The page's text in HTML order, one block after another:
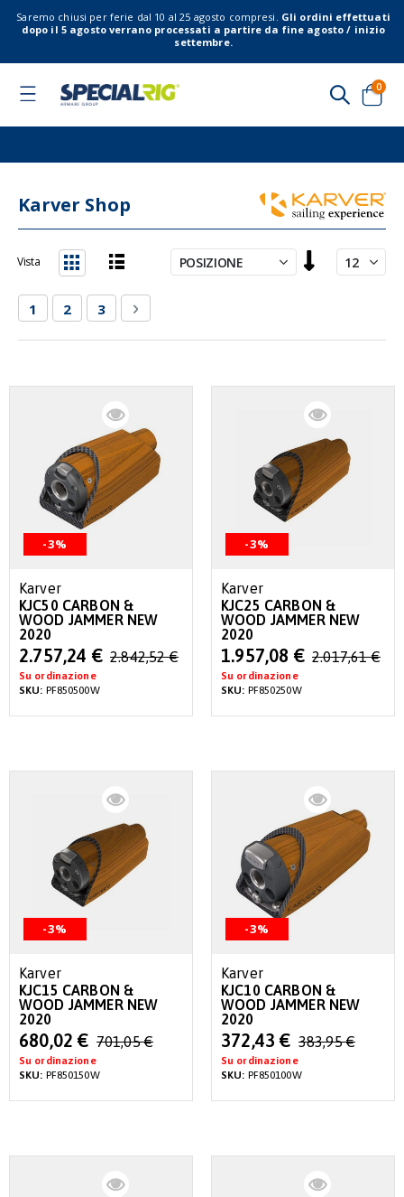
Saremo chiusi per ferie dal 10 al 25 agosto compresi. Gli ordini effettuati
dopo il 5 agosto verrano processati a partire da fine agosto / inizio
settembre.
Toggle
Cart
0
Karver Shop
la
Pagina
Attualmente stai leggendo la pagina
1 Pagina
2 Pagina
3 Pagina
Successivo
Vista
-3%
Karver
KJC50 CARBON &
WOOD JAMMER NEW
2020
Special
Price
2.757,24 € 2.842,52 €
Su ordinazione
SKU: PF850500W
-3%
Karver
KJC25 CARBON &
WOOD JAMMER NEW
2020
Special
Price
1.957,08 € 2.017,61 €
Su ordinazione
SKU: PF850250W
-3%
Karver
KJC15 CARBON &
WOOD JAMMER NEW
2020
Special
Price
680,02 € 701,05 €
Su ordinazione
SKU: PF850150W
-3%
Karver
KJC10 CARBON &
WOOD JAMMER NEW
2020
Special
Price
372,43 € 383,95 €
Su ordinazione
SKU: PF850100W